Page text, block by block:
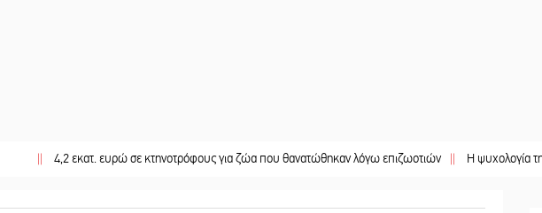
4,2 εκατ. ευρώ σε κτηνοτρόφους για ζώα που θανατώθηκαν λόγω επιζωοτιών || Η ψυχολογία της